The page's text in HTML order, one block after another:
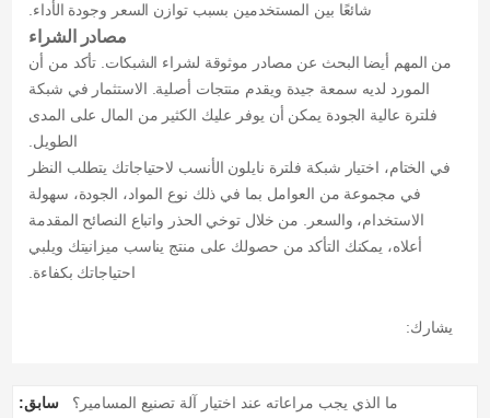
شائعًا بين المستخدمين بسبب توازن السعر وجودة الأداء.
مصادر الشراء
من المهم أيضا البحث عن مصادر موثوقة لشراء الشبكات. تأكد من أن
المورد لديه سمعة جيدة ويقدم منتجات أصلية. الاستثمار في شبكة
فلترة عالية الجودة يمكن أن يوفر عليك الكثير من المال على المدى
الطويل.
في الختام، اختيار شبكة فلترة نايلون الأنسب لاحتياجاتك يتطلب النظر
في مجموعة من العوامل بما في ذلك نوع المواد، الجودة، سهولة
الاستخدام، والسعر. من خلال توخي الحذر واتباع النصائح المقدمة
أعلاه، يمكنك التأكد من حصولك على منتج يناسب ميزانيتك ويلبي
احتياجاتك بكفاءة.
يشارك:
سابق:
ما الذي يجب مراعاته عند اختيار آلة تصنيع المسامير؟